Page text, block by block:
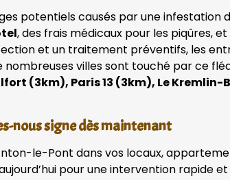
potentiels causés par une infestation
, des frais médicaux pour les piqûres,
et un traitement préventifs, les
villes sont touché par ce
(3km), Paris 13 (3km), Le
nous signe dès maintenant
le-Pont dans vos locaux,
pour une intervention rapide